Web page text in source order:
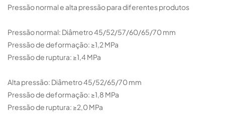
Pressão normal e alta pressão para diferentes produtos
Pressão normal: Diâmetro 45/52/57/60/65/70 mm
Pressão de deformação: ≥1,2 MPa
Pressão de ruptura: ≥1,4 MPa
Alta pressão: Diâmetro 45/52/65/70 mm
Pressão de deformação: ≥1,8 MPa
Pressão de ruptura: ≥2,0 MPa